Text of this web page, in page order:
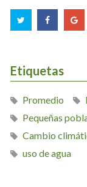
Etiquetas
Promedio
Pequeñas
Cambio
uso de agua